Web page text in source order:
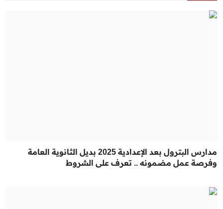
مدارس البترول بعد الإعدادية 2025 بديل الثانوية العامة
وفرصة عمل مضمونه .. تعرف على الشروط